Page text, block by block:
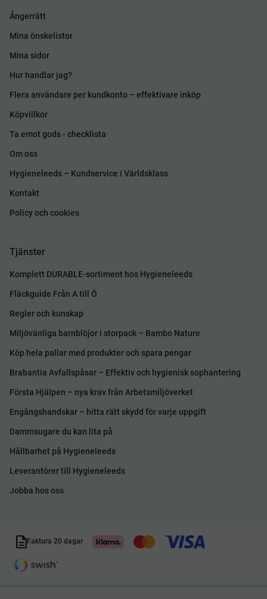
Ångerrätt
Mina önskelistor
Mina sidor
Hur handlar jag?
Flera användare per kundkonto – effektivare inköp
Köpvillkor
Ta emot gods - checklista
Om oss
Hygieneleeds – Kundservice i Världsklass
Kontakt
Policy och cookies
Tjänster
Komplett DURABLE-sortiment hos Hygieneleeds
Fläckguide Från A till Ö
Regler och kunskap
Miljövänliga barnblöjor i storpack – Bambo Nature
Köp hela pallar med produkter och spara pengar
Brabantia Avfallspåsar – Effektiv och hygienisk sophantering
Första Hjälpen – nya krav från Arbetsmiljöverket
Engångshandskar – hitta rätt skydd för varje uppgift
Dammsugare du kan lita på
Hållbarhet på Hygieneleeds
Leverantörer till Hygieneleeds
Jobba hos oss
Faktura 20 dagar